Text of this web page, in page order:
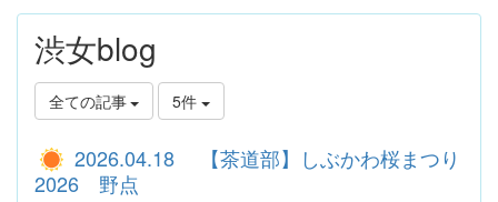
渋女blog
全ての記事 5件
2026.04.18 【茶道部】しぶかわ桜まつり
2026 野点